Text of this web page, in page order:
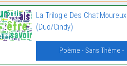
La Trilogie Des Chat’Moureux
(Duo/Cindy)
Poème - Sans Thème -